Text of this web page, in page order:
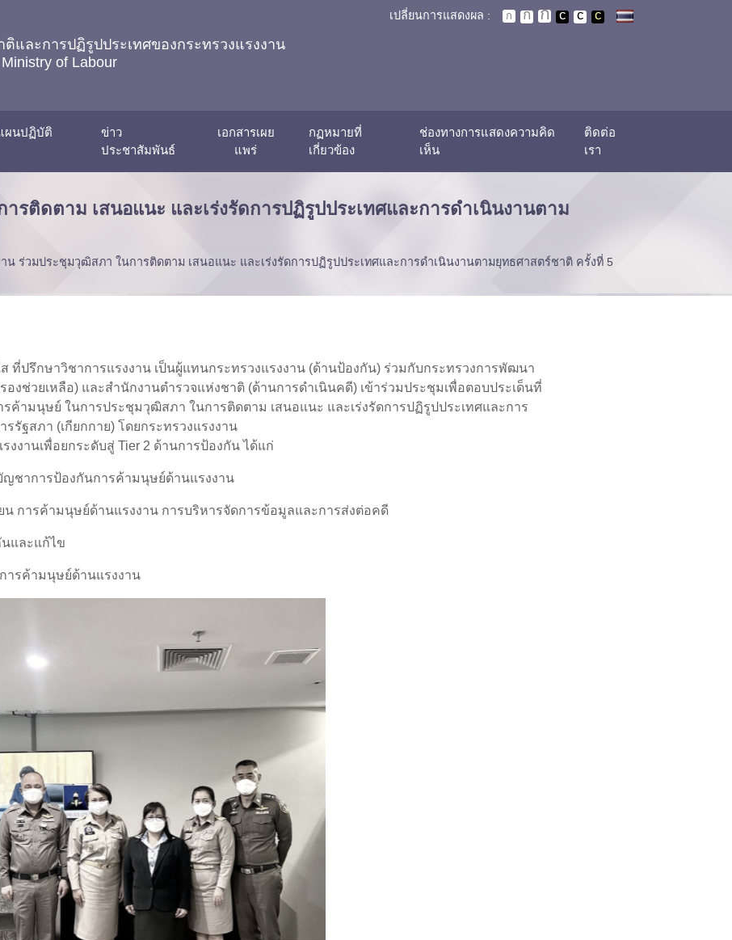
เปลี่ยนการแสดงผล :
และการปฏิรูปประเทศของกระทรวงแรงงาน
of Labour
ผนปฏิบัติ
ข่าว
ประชาสัมพันธ์
เอกสารเผย
แพร่
กฏหมายที่
เกี่ยวข้อง
ช่องทางการแสดงความคิด
เห็น
ติดต่อ
เรา
รติดตาม เสนอแนะ และเร่งรัดการปฏิรูปประเทศและการดำเนินงานตาม
าน ร่วมประชุมวุฒิสภา ในการติดตาม เสนอแนะ และเร่งรัดการปฏิรูปประเทศและการดำเนินงานตามยุทธศาสตร์ชาติ ครั้งที่ 5
ที่ปรึกษาวิชาการแรงงาน เป็นผู้แทนกระทรวงแรงงาน (ด้านป้องกัน) ร่วมกับกระทรวงการพัฒนา
ช่วยเหลือ) และสำนักงานตำรวจแห่งชาติ (ด้านการดำเนินคดี) เข้าร่วมประชุมเพื่อตอบประเด็นที่
ค้ามนุษย์ ในการประชุมวุฒิสภา ในการติดตาม เสนอแนะ และเร่งรัดการปฏิรูปประเทศและการ
รัฐสภา (เกียกกาย) โดยกระทรวงแรงงาน
งานเพื่อยกระดับสู่ Tier 2 ด้านการป้องกัน ได้แก่
าการป้องกันการค้ามนุษย์ด้านแรงงาน
การค้ามนุษย์ด้านแรงงาน การบริหารจัดการข้อมูลและการส่งต่อคดี
และแก้ไข
รค้ามนุษย์ด้านแรงงาน